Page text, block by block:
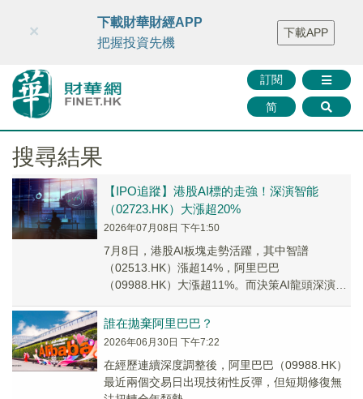
財華智庫網 FINTV FINMETA 財華證券 媒體矩陣
智庫沙龍
聯絡我們
訂閱
简
×
下載財華財經APP
把握投資先機
下載APP
搜尋結果
【IPO追蹤】港股AI標的走強！深演智能
（02723.HK）大漲超20%
2026年07月08日 下午1:50
7月8日，港股AI板塊走勢活躍，其中智譜
（02513.HK）漲超14%，阿里巴巴
（09988.HK）大漲超11%。而決策AI龍頭深演智
誰在拋棄阿里巴巴？
2026年06月30日 下午7:22
在經歷連續深度調整後，阿里巴巴（09988.HK）
最近兩個交易日出現技術性反彈，但短期修復無